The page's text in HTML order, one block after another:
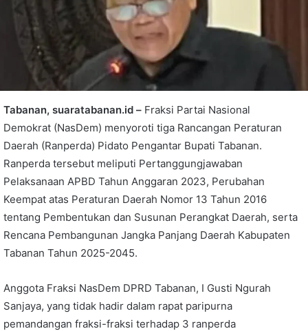
Tabanan, suaratabanan.id – Fraksi Partai Nasional
Demokrat (NasDem) menyoroti tiga Rancangan Peraturan
Daerah (Ranperda) Pidato Pengantar Bupati Tabanan.
Ranperda tersebut meliputi Pertanggungjawaban
Pelaksanaan APBD Tahun Anggaran 2023, Perubahan
Keempat atas Peraturan Daerah Nomor 13 Tahun 2016
tentang Pembentukan dan Susunan Perangkat Daerah, serta
Rencana Pembangunan Jangka Panjang Daerah Kabupaten
Tabanan Tahun 2025-2045.
Anggota Fraksi NasDem DPRD Tabanan, I Gusti Ngurah
Sanjaya, yang tidak hadir dalam rapat paripurna
pemandangan fraksi-fraksi terhadap 3 ranperda